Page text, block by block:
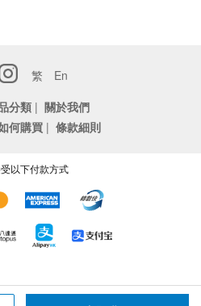
繁
En
分類 | 關於我們
何購買 | 條款細則
以下付款方式